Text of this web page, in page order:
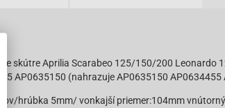
skútre Aprilia Scarabeo 125/150/200
AP0635150 (nahrazuje AP0635150
hrúbka 5mm/ vonkajší priemer:104mm